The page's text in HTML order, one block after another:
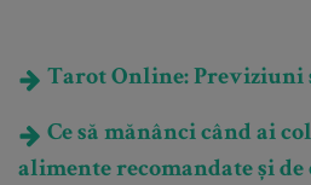
Tarot Online: Previziuni
Ce să mănânci când ai
alimente recomandate și